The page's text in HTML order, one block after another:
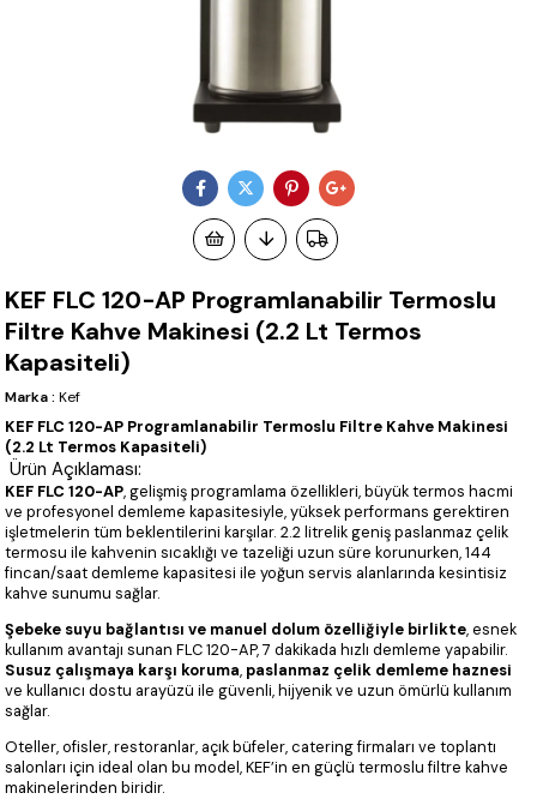
KEF FLC 120-AP Programlanabilir Termoslu
Filtre Kahve Makinesi (2.2 Lt Termos
Kapasiteli)
Marka : Kef
KEF FLC 120-AP Programlanabilir Termoslu Filtre Kahve Makinesi
(2.2 Lt Termos Kapasiteli)
Ürün Açıklaması:
KEF FLC 120-AP, gelişmiş programlama özellikleri, büyük termos hacmi
ve profesyonel demleme kapasitesiyle, yüksek performans gerektiren
işletmelerin tüm beklentilerini karşılar. 2.2 litrelik geniş paslanmaz çelik
termosu ile kahvenin sıcaklığı ve tazeliği uzun süre korunurken, 144
fincan/saat demleme kapasitesi ile yoğun servis alanlarında kesintisiz
kahve sunumu sağlar.
Şebeke suyu bağlantısı ve manuel dolum özelliğiyle birlikte, esnek
kullanım avantajı sunan FLC 120-AP, 7 dakikada hızlı demleme yapabilir.
Susuz çalışmaya karşı koruma, paslanmaz çelik demleme haznesi
ve kullanıcı dostu arayüzü ile güvenli, hijyenik ve uzun ömürlü kullanım
sağlar.
Oteller, ofisler, restoranlar, açık büfeler, catering firmaları ve toplantı
salonları için ideal olan bu model, KEF’in en güçlü termoslu filtre kahve
makinelerinden biridir.